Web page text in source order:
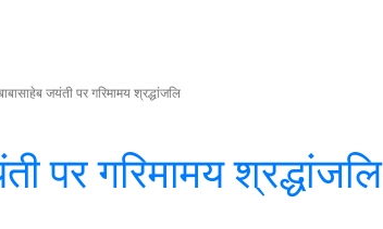
जयंती पर गरिमामय श्रद्धांजलि
पर गरिमामय श्रद्धांजलि